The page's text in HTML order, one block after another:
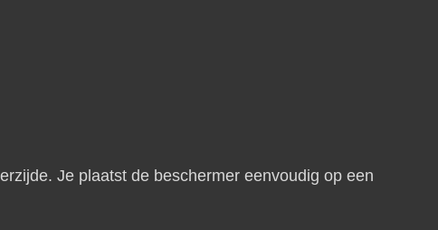
Je plaatst de beschermer eenvoudig op een